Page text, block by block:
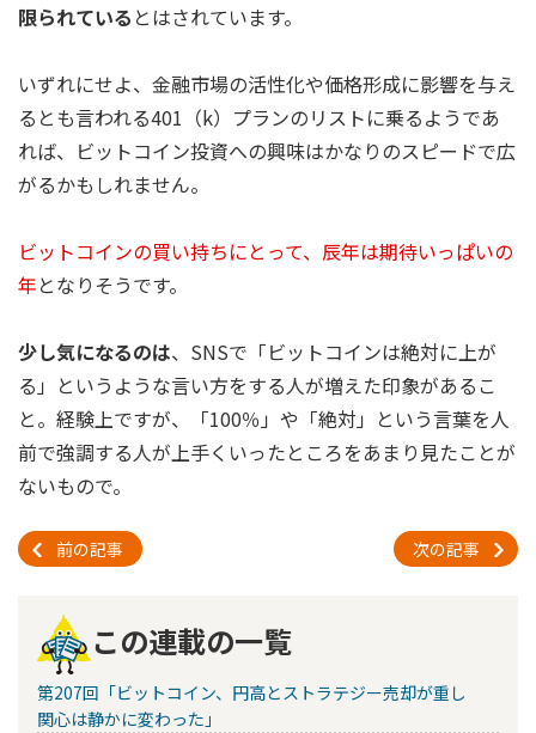
限られている とはされています。
いずれにせよ、金融市場の活性化や価格形成に影響を与え
るとも言われる401（k）プランのリストに乗るようであ
れば、ビットコイン投資への興味はかなりのスピードで広
がるかもしれません。
ビットコインの買い持ちにとって、辰年は期待いっぱいの
年となりそうです。
少し気になるのは、SNSで「ビットコインは絶対に上が
る」というような言い方をする人が増えた印象があるこ
と。経験上ですが、「100％」や「絶対」という言葉を人
前で強調する人が上手くいったところをあまり見たことが
ないもので。
前の記事 次の記事
この連載の一覧
第207回「ビットコイン、円高とストラテジー売却が重し
関心は静かに変わった」